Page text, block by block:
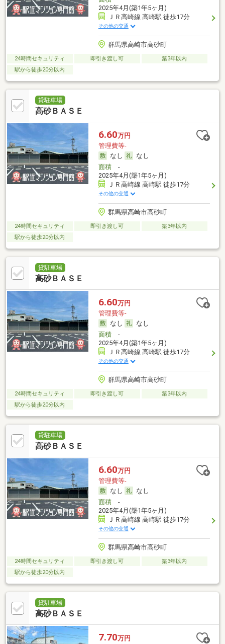
2025年4月(築1年5ヶ月)
ＪＲ高崎線 高崎駅 徒歩17分
その他の交通
群馬県高崎市高砂町
24時間セキュリティ 即引き渡し可
築3年以内
駅から徒歩20分以内
貸駐車場
高砂ＢＡＳＥ
6.60万円
管理費等-
なし
なし
面積-
2025年4月(築1年5ヶ月)
ＪＲ高崎線 高崎駅 徒歩17分
その他の交通
群馬県高崎市高砂町
24時間セキュリティ 即引き渡し可
築3年以内
駅から徒歩20分以内
貸駐車場
高砂ＢＡＳＥ
6.60万円
管理費等-
なし
なし
面積-
2025年4月(築1年5ヶ月)
ＪＲ高崎線 高崎駅 徒歩17分
その他の交通
群馬県高崎市高砂町
24時間セキュリティ 即引き渡し可
築3年以内
駅から徒歩20分以内
貸駐車場
高砂ＢＡＳＥ
6.60万円
管理費等-
なし
なし
面積-
2025年4月(築1年5ヶ月)
ＪＲ高崎線 高崎駅 徒歩17分
その他の交通
群馬県高崎市高砂町
24時間セキュリティ 即引き渡し可
築3年以内
駅から徒歩20分以内
貸駐車場
高砂ＢＡＳＥ
7.70万円